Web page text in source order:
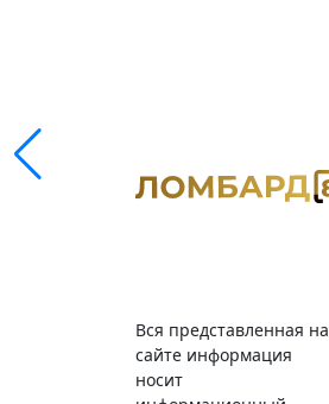
Вся представленная на
сайте информация
носит